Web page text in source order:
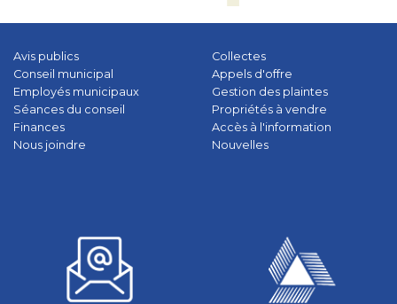
Avis publics
Conseil municipal
Employés municipaux
Séances du conseil
Finances
Nous joindre
Collectes
Appels d'offre
Gestion des plaintes
Propriétés à vendre
Accès à l'information
Nouvelles